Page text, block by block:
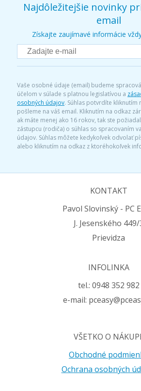
Najdôležitejšie novinky
email
Získajte zaujímavé informácie
Vaše osobné údaje (email) budeme
účelom v súlade s platnou legislatívou a
osobných údajov. Súhlas potvrdíte kliknutím
pošleme na váš email. Kliknutím na odkaz
ak máte menej ako 16 rokov, tak ste
zástupcu (rodiča) o súhlas so spracovaním
údajov. Súhlas môžete kedykoľvek odvolať
alebo kliknutím na odkaz z ktoréhokoľvek
KONTAKT
Pavol Slovinský - PC
J. Jesenského 449/
Prievidza
INFOLINKA
tel.: 0948 352 982
e-mail:
VŠETKO O
Obchodné
Ochrana osobných